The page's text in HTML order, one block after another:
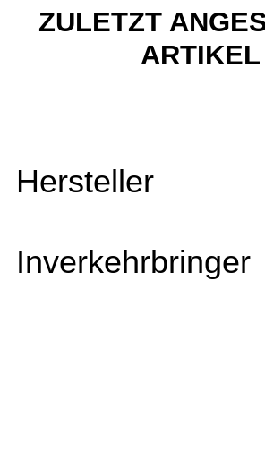
ZULETZT
ARTIKEL
Hersteller
Inverkehrbringer